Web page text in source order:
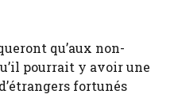
qu’aux non-
pourrait y avoir une
fortunés